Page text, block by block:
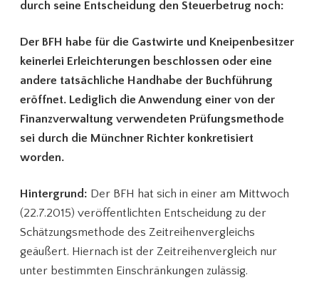
durch seine Entscheidung den Steuerbetrug noch:
Der BFH habe für die Gastwirte und Kneipenbesitzer
keinerlei Erleichterungen beschlossen oder eine
andere tatsächliche Handhabe der Buchführung
eröffnet. Lediglich die Anwendung einer von der
Finanzverwaltung verwendeten Prüfungsmethode
sei durch die Münchner Richter konkretisiert
worden.
Hintergrund: Der BFH hat sich in einer am Mittwoch
(22.7.2015) veröffentlichten Entscheidung zu der
Schätzungsmethode des Zeitreihenvergleichs
geäußert. Hiernach ist der Zeitreihenvergleich nur
unter bestimmten Einschränkungen zulässig.